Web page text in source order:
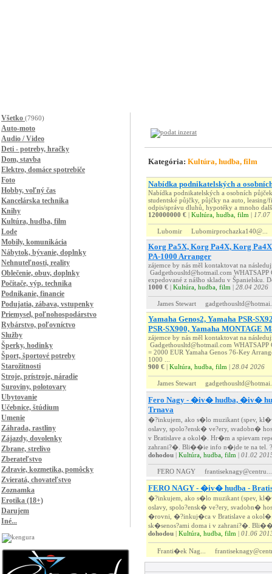
Všetko (7960)
Auto-moto
Audio / Video
Deti - potreby, hračky
Dom, stavba
Elektro, domáce spotrebiče
Foto
Hobby, voľný čas
Kancelárska technika
Knihy
Kultúra, hudba, film
Lode
Mobily, komunikácia
Nábytok, bývanie, doplnky
Nehnuteľnosti, reality
Oblečenie, obuv, doplnky
Počítače, výp. technika
Podnikanie, financie
Podujatia, zábava, vstupenky
Priemysel, poľnohospodárstvo
Rybárstvo, poľovníctvo
Služby
Šperky, hodinky
Šport, športové potreby
Starožitnosti
Stroje, prístroje, náradie
Suroviny, polotovary
Ubytovanie
Učebnice, štúdium
Umenie
Záhrada, rastliny
Zájazdy, dovolenky
Zbrane, strelivo
Zberateľstvo
Zdravie, kozmetika, pomôcky
Zvieratá, chovateľstvo
Zoznamka
Erotika (18+)
Darujem
Iné...
Kategória: Kultúra, hudba, film
Nabídka podnikatelských a
Nabídka podnikatelských a osobních
studentské půjčky, půjčky na auto,
odpis/správu dluhů, hypotéky a mnoho
120000000 € | Kultúra, hudba, film |
Lubomir Lubomirprochazka140@...
Korg Pa5X, Korg Pa4X, Korg
PA-1000 Arranger
zájemce by nás měl kontaktovat na
Gadgethousltd@hotmail.com
expedované z nášho skladu v Španielsku.
1000 € | Kultúra, hudba, film | 28.04 2026
James Stewart
Yamaha Genos2, Yamaha PSR-
PSR-SX900, Yamaha MONTAGE
zájemce by nás měl kontaktovat na
Gadgethousltd@hotmail.com
= 2000 EUR Yamaha Genos 76-Key
1000 ...
900 € | Kultúra, hudba, film | 28.04 2026
James Stewart
Fero Nagy - �iv� hudba, �iv�
Trnava
�?inkujem, ako s�lo muzikant (spev,
oslavy, spolo?ensk� ve?ery,
v Bratislave a okol�. Hr�m a spievam
zahrani?�. Bli��ie info n�jde te na tel.
dohodou | Kultúra, hudba, film | 01.02
FERO NAGY frantiseknagy@centru...
FERO NAGY - �iv� hudba -
�?inkujem, ako s�lo muzikant (spev,
oslavy, spolo?ensk� ve?ery, svadobn�
�rovni, �?inkuj�ca v Bratislave a
sk�senos?ami doma i v zahrani?�.
dohodou | Kultúra, hudba, film | 01.06
Franti�ek Nag...